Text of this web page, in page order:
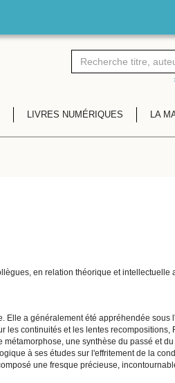
LIVRES NUMÉRIQUES LA
en relation théorique et intellectuelle
Elle a généralement été appréhendée sous
les continuités et les lentes recompositions,
une synthèse du passé et
à ses études sur l'effritement de la
une fresque précieuse,